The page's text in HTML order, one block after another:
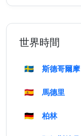
世界時間
🇸🇪 斯德哥爾摩
🇪🇸 馬德里
🇩🇪 柏林